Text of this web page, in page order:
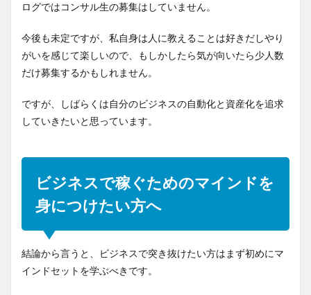
ログではコンサル生の募集はしていません。
今後も未定ですが、私自身は人に教えることは好きだしやり
がいを感じて楽しいので、もしかしたら気が向いたら少人数
だけ募集するかもしれません。
ですが、しばらくは自分のビジネスの自動化と資産化を追求
していきたいと思っています。
ビジネスで稼ぐためのマインドを
身につけたい方へ
結論から言うと、ビジネスで突き抜けたい方はまず初めにマ
インドセットを学ぶべきです。